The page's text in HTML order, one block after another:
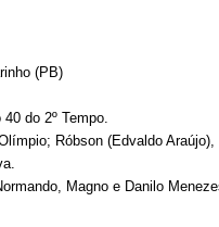
(PB)
do 2º Tempo.
Róbson (Edvaldo Araújo),
Magno e Danilo